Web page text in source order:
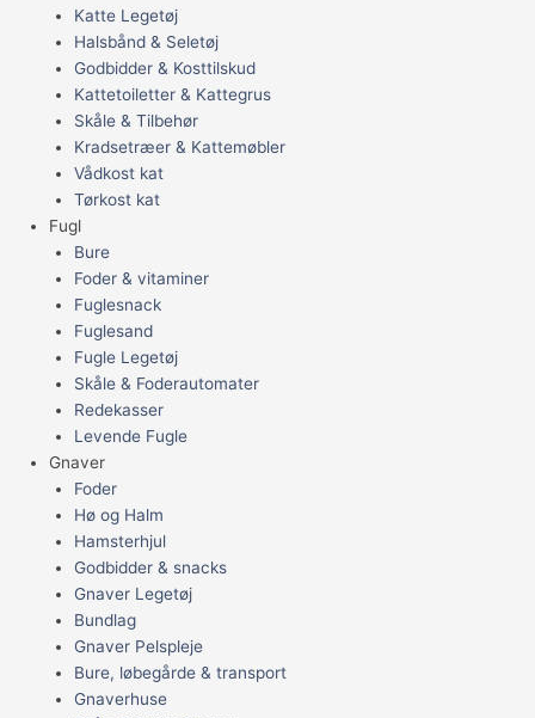
Katte Legetøj
Halsbånd & Seletøj
Godbidder & Kosttilskud
Kattetoiletter & Kattegrus
Skåle & Tilbehør
Kradsetræer & Kattemøbler
Vådkost kat
Tørkost kat
Fugl
Bure
Foder & vitaminer
Fuglesnack
Fuglesand
Fugle Legetøj
Skåle & Foderautomater
Redekasser
Levende Fugle
Gnaver
Foder
Hø og Halm
Hamsterhjul
Godbidder & snacks
Gnaver Legetøj
Bundlag
Gnaver Pelspleje
Bure, løbegårde & transport
Gnaverhuse